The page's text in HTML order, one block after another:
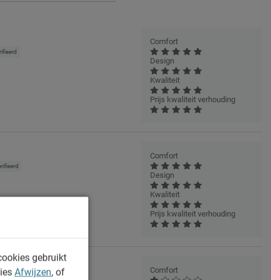
Comfort
Design
Kwaliteit
Prijs kwaliteit verhouding
Comfort
Design
Kwaliteit
Prijs kwaliteit verhouding
Comfort
gebruikt
Afwijzen, of